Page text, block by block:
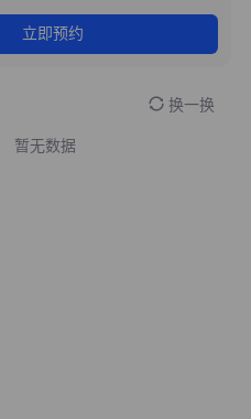
立即预约
换一换
暂无数据